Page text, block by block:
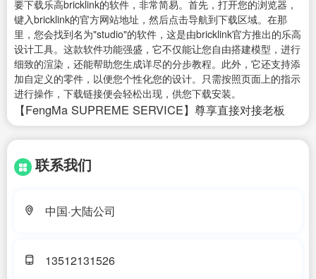
要下载乐高bricklink的软件，非常简易。首先，打开您的浏览器，
键入bricklink的官方网站地址，然后点击导航到下载区域。在那
里，您会找到名为"studio"的软件，这是由bricklink官方推出的乐高
设计工具。这款软件功能强盛，它不仅能让您自由搭建模型，进行
细致的渲染，还能帮助您生成详尽的分步教程。此外，它还支持添
加自定义的零件，以便您个性化您的设计。只需按照页面上的指示
进行操作，下载链接便会轻松出现，供您下载安装。
【FengMa SUPREME SERVICE】尊享直接对接老板
联系我们
中国·大陆公司
13512131526